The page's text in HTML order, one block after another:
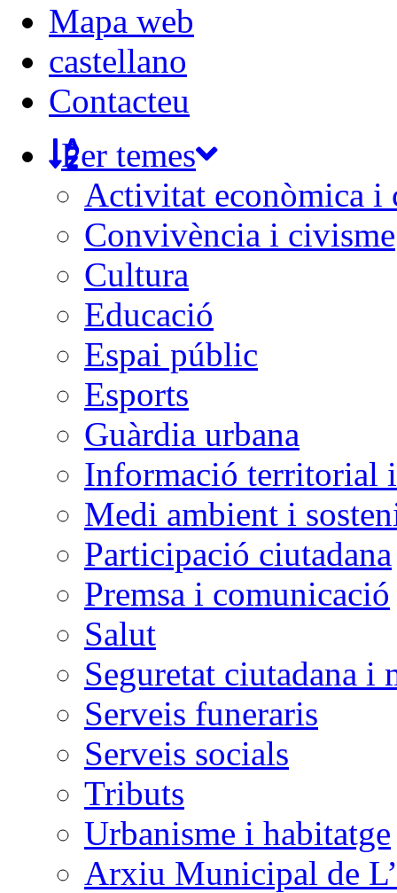
Mapa web
castellano
Contacteu
Per temes
Activitat econòmica i
Convivència i civisme
Cultura
Educació
Espai públic
Esports
Guàrdia urbana
Informació territorial
Medi ambient i
Participació ciutadana
Premsa i comunicació
Salut
Seguretat ciutadana i
Serveis funeraris
Serveis socials
Tributs
Urbanisme i habitatge
Arxiu Municipal de